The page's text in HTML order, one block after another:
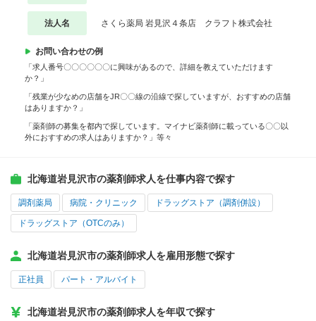
法人名 さくら薬局 岩見沢４条店 クラフト株式会社
お問い合わせの例
「求人番号〇〇〇〇〇〇に興味があるので、詳細を教えていただけます
か？」
「残業が少なめの店舗をJR〇〇線の沿線で探していますが、おすすめの店舗
はありますか？」
「薬剤師の募集を都内で探しています。マイナビ薬剤師に載っている〇〇以
外におすすめの求人はありますか？」等々
北海道岩見沢市の薬剤師求人を仕事内容で探す
調剤薬局 病院・クリニック ドラッグストア（調剤併設）
ドラッグストア（OTCのみ）
北海道岩見沢市の薬剤師求人を雇用形態で探す
正社員 パート・アルバイト
北海道岩見沢市の薬剤師求人を年収で探す